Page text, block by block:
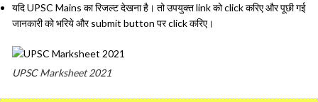
यदि UPSC Mains का रिजल्ट देखना है। तो उपयुक्त link को click करिए और पूछी गई
जानकारी को भरिये और submit button पर click करिए।
UPSC Marksheet 2021